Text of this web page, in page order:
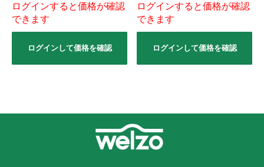
ログインすると価格が確認
できます
ログインして価格を確認
ログインすると価格が確認
できます
ログインして価格を確認